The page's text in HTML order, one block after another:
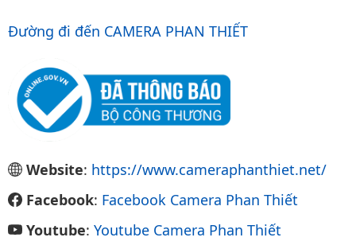
Đường đi đến CAMERA PHAN THIẾT
Website: https://www.cameraphanthiet.net/
Facebook: Facebook Camera Phan Thiết
Youtube: Youtube Camera Phan Thiết